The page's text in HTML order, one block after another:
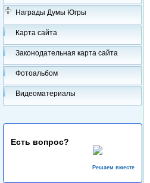
Награды Думы Югры
Карта сайта
Законодательная карта сайта
Фотоальбом
Видеоматериалы
Есть вопрос?
Решаем вместе